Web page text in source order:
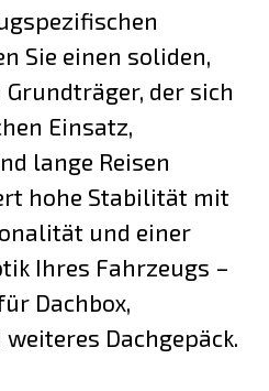
Sie einen soliden,
der sich
Einsatz,
lange Reisen
hohe Stabilität mit
und einer
Ihres Fahrzeugs –
Dachbox,
Dachgepäck.